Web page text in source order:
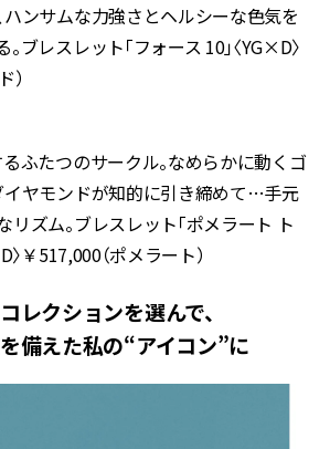
ハンサムな力強さとヘルシーな色気を
ブレスレット「フォース 10」〈YG×D〉
）
ふたつのサークル。なめらかに動くゴ
イヤモンドが知的に引き締めて…手元
リズム。ブレスレット「ポメラート ト
〉￥517,000（ポメラート）
レクションを選んで、
備えた私の“アイコン”に